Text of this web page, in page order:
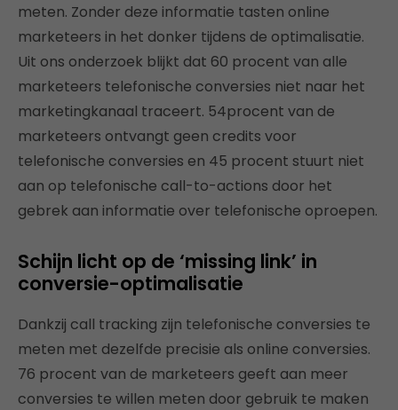
meten. Zonder deze informatie tasten online
marketeers in het donker tijdens de optimalisatie.
Uit ons onderzoek blijkt dat 60 procent van alle
marketeers telefonische conversies niet naar het
marketingkanaal traceert. 54procent van de
marketeers ontvangt geen credits voor
telefonische conversies en 45 procent stuurt niet
aan op telefonische call-to-actions door het
gebrek aan informatie over telefonische oproepen.
Schijn licht op de ‘missing link’ in
conversie-optimalisatie
Dankzij call tracking zijn telefonische conversies te
meten met dezelfde precisie als online conversies.
76 procent van de marketeers geeft aan meer
conversies te willen meten door gebruik te maken